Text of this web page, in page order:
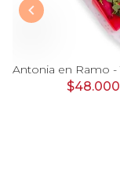
$48.000